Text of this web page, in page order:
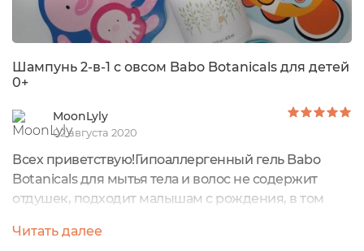
Шампунь 2-в-1 с овсом Babo Botanicals для детей
0+
MoonLyly
02 августа 2020
Всех приветствую!Гипоаллергенный гель Babo
Botanicals для мытья тела и волос не содержит
отдушек, подходит малышам с рождения, в том
экземе.Цена: 1.190 р. (я купила со скидкой 15% за
Читать далее